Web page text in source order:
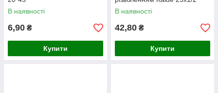
В наявності
6,90 ₴
Купити
В наявності
42,80 ₴
Купити